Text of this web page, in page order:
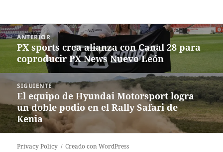
Navegación
de
entradas
ANTERIOR
Entrada
anterior:
PX sports crea alianza con Canal 28 para
coproducir PX News Nuevo León
SIGUIENTE
Siguiente
entrada:
El equipo de Hyundai Motorsport logra
un doble podio en el Rally Safari de
Kenia
Privacy Policy Creado con WordPress